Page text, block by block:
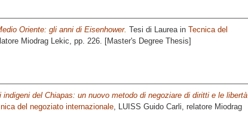
Oriente: gli anni di Eisenhower. Tesi di Laurea in Tecnica del
Miodrag Lekic , pp. 226. [Master's Degree Thesis]
indigeni del Chiapas: un nuovo metodo di negoziare di diritti e le libertà
del negoziato internazionale , LUISS Guido Carli, relatore Miodrag